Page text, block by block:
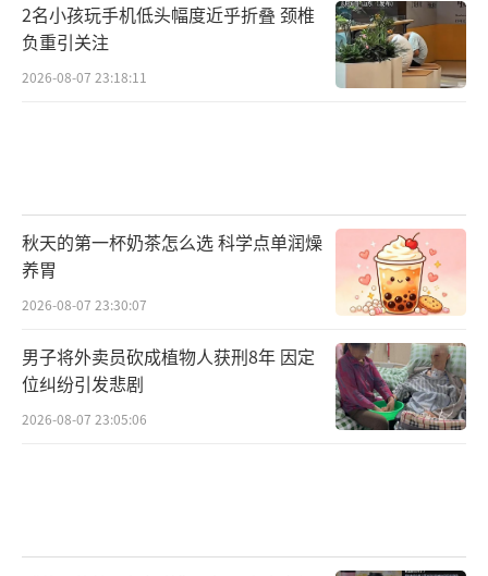
2名小孩玩手机低头幅度近乎折叠 颈椎
负重引关注
2026-08-07 23:18:11
秋天的第一杯奶茶怎么选 科学点单润燥
养胃
2026-08-07 23:30:07
男子将外卖员砍成植物人获刑8年 因定
位纠纷引发悲剧
2026-08-07 23:05:06